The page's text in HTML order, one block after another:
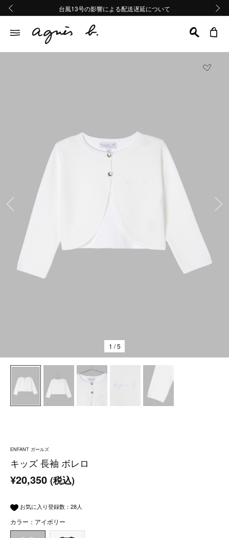
熊本地域地震の影響による配送遅延について
Summer Sale 2buy10%OFF!!
台風13号の影響による配送遅延について
熊本地域地震の影響による配送遅延について
Summer Sale 2buy10%OFF!!
前の画像
1 / 5
ENFANT ガールズ
キッズ 長袖 ボレロ
¥20,350 (税込)
お気に入り登録数： 28人
カラー：アイボリー